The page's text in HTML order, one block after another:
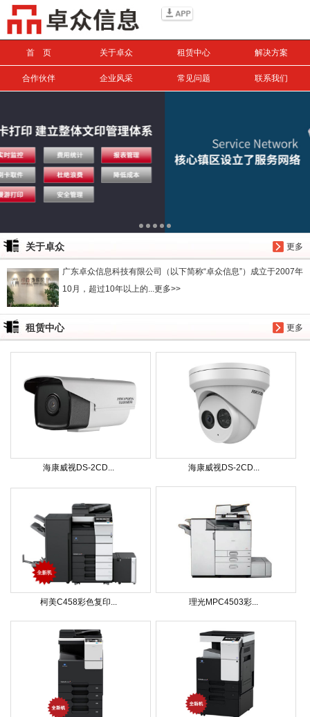
首 页 关于卓众 租赁中心 解决方案
合作伙伴 企业风采 常见问题 联系我们
更多
关于卓众
广东卓众信息科技有限公司（以下简称“卓众信息”）成立于2007年
10月，超过10年以上的...更多>>
更多
租赁中心
海康威视DS-2CD... 海康威视DS-2CD...
柯美C458彩色复印... 理光MPC4503彩...
搜索